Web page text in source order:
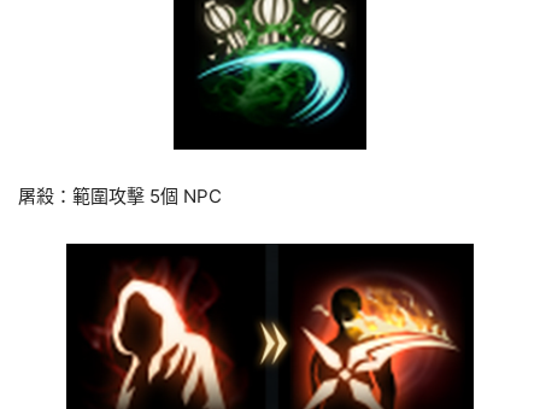
屠殺：範圍攻擊 5個 NPC